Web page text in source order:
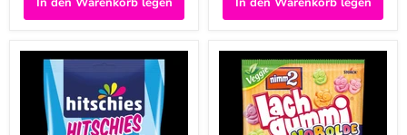
Hitschies
Original
150g
nimm2
Lachgummi
YoBolde
250g